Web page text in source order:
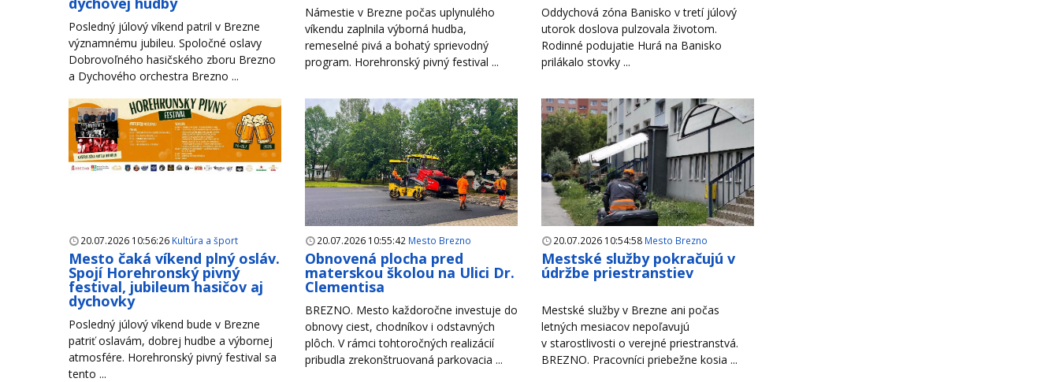
Posledný júlový víkend patril v Brezne
významnému jubileu. Spoločné oslavy
Dobrovoľného hasičského zboru Brezno
a Dychového orchestra Brezno ...
Námestie v Brezne počas uplynulého
víkendu zaplnila výborná hudba,
remeselné pivá a bohatý sprievodný
program. Horehronský pivný festival ...
Oddychová zóna Banisko v tretí júlový
utorok doslova pulzovala životom.
Rodinné podujatie Hurá na Banisko
prilákalo stovky ...
20.07.2026 10:56:26 Kultúra a šport
Mesto čaká víkend plný osláv.
Spojí Horehronský pivný
festival, jubileum hasičov aj
dychovky
Posledný júlový víkend bude v Brezne
patriť oslavám, dobrej hudbe a výbornej
atmosfére. Horehronský pivný festival sa
tento ...
20.07.2026 10:55:42 Mesto Brezno
Obnovená plocha pred
materskou školou na Ulici Dr.
Clementisa
BREZNO. Mesto každoročne investuje do
obnovy ciest, chodníkov i odstavných
plôch. V rámci tohtoročných realizácií
pribudla zrekonštruovaná parkovacia ...
20.07.2026 10:54:58 Mesto Brezno
Mestské služby pokračujú v
údržbe priestranstiev
Mestské služby v Brezne ani počas
letných mesiacov nepoľavujú
v starostlivosti o verejné priestranstvá.
BREZNO. Pracovníci priebežne kosia ...